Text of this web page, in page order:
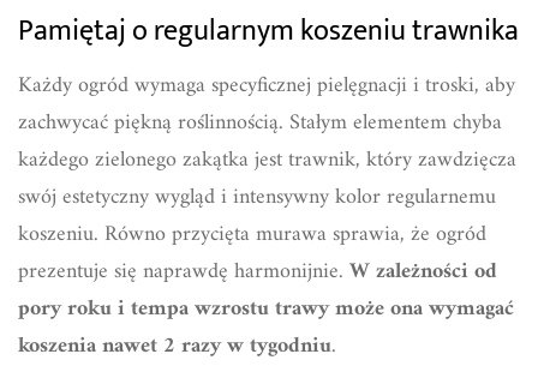
Pamiętaj o regularnym koszeniu trawnika
Każdy ogród wymaga specyficznej pielęgnacji i troski, aby
zachwycać piękną roślinnością. Stałym elementem chyba
każdego zielonego zakątka jest trawnik, który zawdzięcza
swój estetyczny wygląd i intensywny kolor regularnemu
koszeniu. Równo przycięta murawa sprawia, że ogród
prezentuje się naprawdę harmonijnie.W zależności od
pory roku i tempa wzrostu trawy może ona wymagać
koszenia nawet 2 razy w tygodniu.